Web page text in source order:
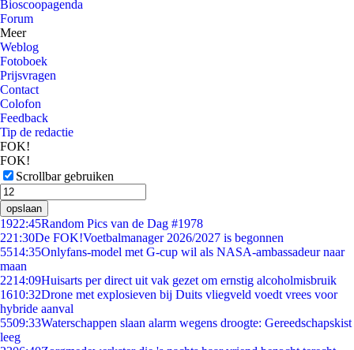
Bioscoopagenda
Forum
Meer
Weblog
Fotoboek
Prijsvragen
Contact
Colofon
Feedback
Tip de redactie
FOK!
FOK!
Scrollbar gebruiken
opslaan
1922:45Random Pics van de Dag #1978
221:30De FOK!Voetbalmanager 2026/2027 is begonnen
5514:35Onlyfans-model met G-cup wil als NASA-ambassadeur naar
maan
2214:09Huisarts per direct uit vak gezet om ernstig alcoholmisbruik
1610:32Drone met explosieven bij Duits vliegveld voedt vrees voor
hybride aanval
5509:33Waterschappen slaan alarm wegens droogte: Gereedschapskist
leeg